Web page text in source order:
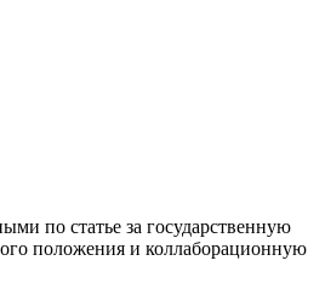
по статье за государственную
положения и коллаборационную